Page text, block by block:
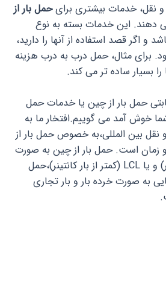
خدمات بیشتری برایحمل بار از
دهند. این خدمات بسته به نوع
و اگر قصد استفاده از آنها را دارید،
برای مثال، حمل درب به درب هزینه
را بسیار ساده تر می کند.
حمل بار از چین یا خدمات حمل
خوش آمد می گوییم.افتخار ما به
بین المللی،به خصوص حمل بار از
است. حمل بار از چین به صورت
بار FCL (بار کامل کانتینر) و یا LCL (کمتر از بار کانتینر)،حمل
به صورت خرده بار و بار تجاری